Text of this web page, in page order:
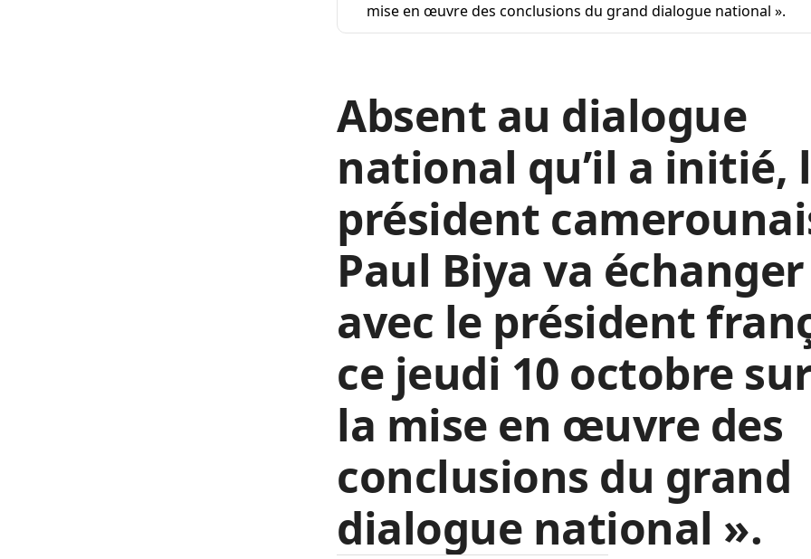
mise en œuvre des conclusions du grand dialogue national ».
Absent au dialogue
national qu’il a initié,
président
Paul Biya va échanger
avec le président
ce jeudi 10 octobre
la mise en œuvre des
conclusions du grand
dialogue national ».